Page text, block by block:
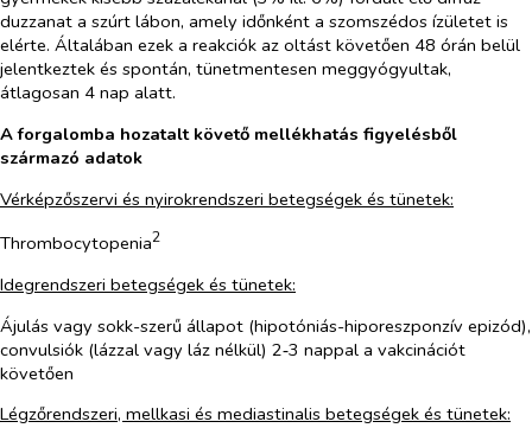
duzzanat a szúrt lábon, amely időnként a szomszédos ízületet is
elérte. Általában ezek a reakciók az oltást követően 48 órán belül
jelentkeztek és spontán, tünetmentesen meggyógyultak,
átlagosan 4 nap alatt.
A forgalomba hozatalt követő mellékhatás figyelésből
származó adatok
Vérképzőszervi és nyirokrendszeri betegségek és tünetek:
Thrombocytopenia2
Idegrendszeri betegségek és tünetek:
Ájulás vagy sokk-szerű állapot (hipotóniás-hiporeszponzív epizód),
convulsiók (lázzal vagy láz nélkül) 2‑3 nappal a vakcinációt
követően
Légzőrendszeri, mellkasi és mediastinalis betegségek és tünetek: